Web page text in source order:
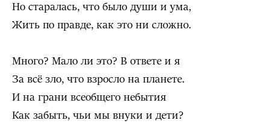
Но старалась, что было души и ума,
Жить по правде, как это ни сложно.
Много? Мало ли это? В ответе и я
За всё зло, что взросло на планете.
И на грани всеобщего небытия
Как забыть, чьи мы внуки и дети?